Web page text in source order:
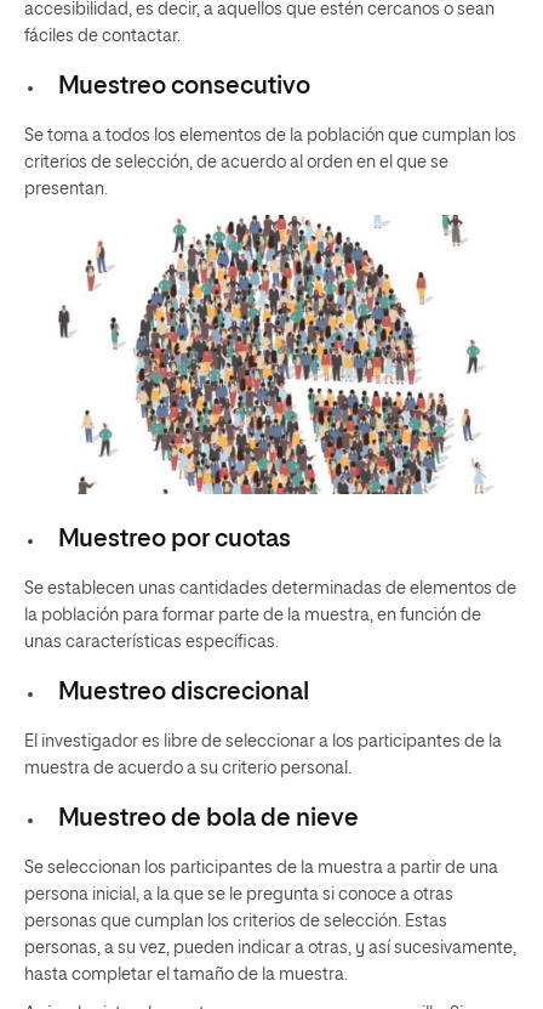
accesibilidad, es decir, a aquellos que estén cercanos o sean
fáciles de contactar.
Muestreo consecutivo
Se toma a todos los elementos de la población que cumplan los
criterios de selección, de acuerdo al orden en el que se
presentan.
Muestreo por cuotas
Se establecen unas cantidades determinadas de elementos de
la población para formar parte de la muestra, en función de
unas características específicas.
Muestreo discrecional
El investigador es libre de seleccionar a los participantes de la
muestra de acuerdo a su criterio personal.
Muestreo de bola de nieve
Se seleccionan los participantes de la muestra a partir de una
persona inicial, a la que se le pregunta si conoce a otras
personas que cumplan los criterios de selección. Estas
personas, a su vez, pueden indicar a otras, y así sucesivamente,
hasta completar el tamaño de la muestra.